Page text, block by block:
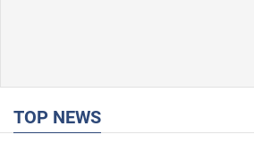
TOP NEWS